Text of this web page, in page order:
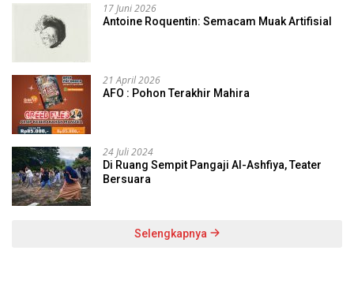
17 Juni 2026
Antoine Roquentin: Semacam Muak Artifisial
21 April 2026
AFO : Pohon Terakhir Mahira
24 Juli 2024
Di Ruang Sempit Pangaji Al-Ashfiya, Teater
Bersuara
Selengkapnya